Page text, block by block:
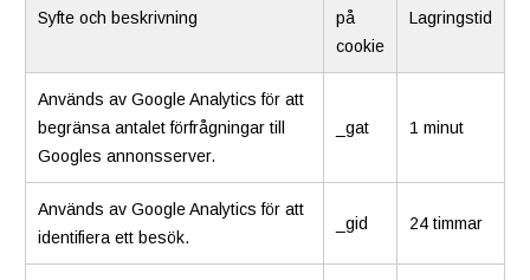
Syfte och beskrivning
på
cookie
Lagringstid
Används av Google Analytics för att
begränsa antalet förfrågningar till
Googles annonsserver.
_gat 1 minut
Används av Google Analytics för att
identifiera ett besök.
_gid 24 timmar